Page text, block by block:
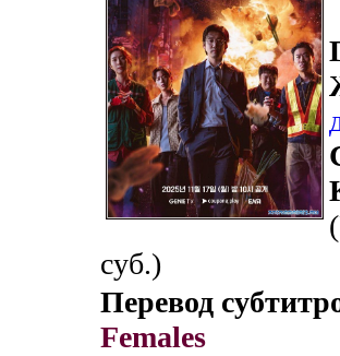
суб.)
Перевод
Females